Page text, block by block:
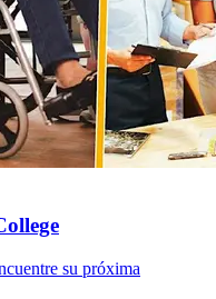
su próxima